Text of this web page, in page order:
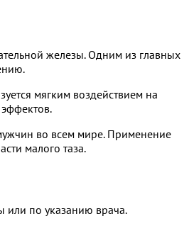
железы. Одним из главных
мягким воздействием на
во всем мире. Применение
малого таза.
или по указанию врача.